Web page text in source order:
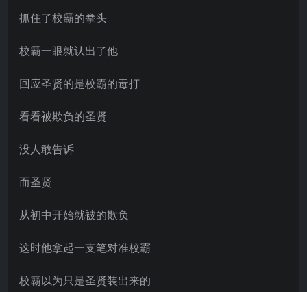
抓住了校霸的拳头
校霸一眼就认出了他
回应圣贤的是校霸的毒打
看看被欺负的圣贤
没人敢告诉
而圣贤
从初中开始就被的欺负
这时他拿起一支笔对准校霸
校霸以为只是圣贤装出来的